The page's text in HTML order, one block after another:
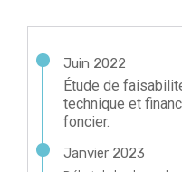
Juin 2022
Étude de
technique et
foncier.
Janvier 2023